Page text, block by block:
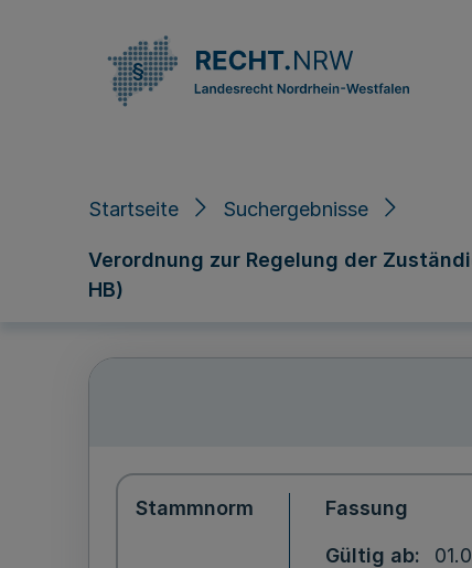
Startseite Suchergebnisse
Verordnung zur Regelung der
HB)
Stammnorm Fassung
Gültig ab